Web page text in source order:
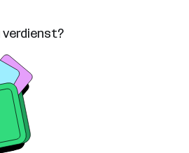
verdienst?